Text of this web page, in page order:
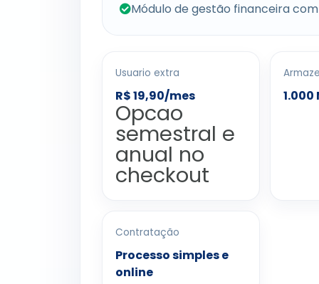
Módulo de gestão financeira
Usuario extra
R$ 19,90/mes
Opcao
semestral e
anual no
checkout
1.000
Contratação
Processo simples e
online